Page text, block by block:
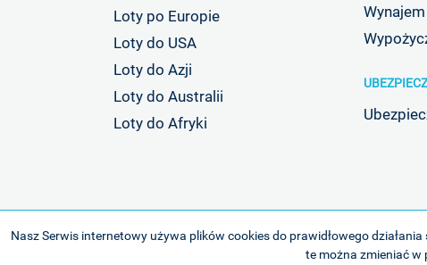
Loty po Europie
Loty do USA
Loty do Azji
Loty do Australii
Loty do Afryki
Nasz Serwis internetowy używa plików cookies do prawidłowego
te można zmieniać w